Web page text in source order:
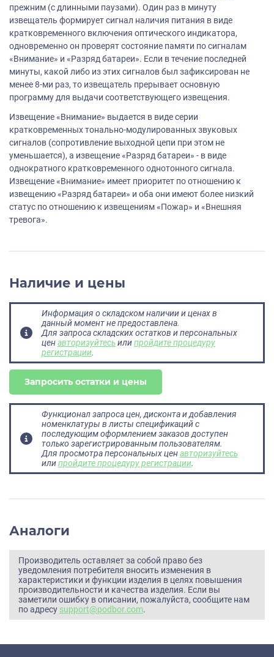
прежним (с длинными паузами). Один раз в минуту
извещатель формирует сигнал наличия питания в виде
кратковременного включения оптического индикатора,
одновременно он проверят состояние памяти по сигналам
«Внимание» и «Разряд батареи». Если в течение последней
минуты, какой либо из этих сигналов был зафиксирован не
менее 8-ми раз, то извещатель прерывает основную
программу для выдачи соответствующего извещения.
Извещение «Внимание» выдается в виде серии
кратковременных тонально-модулированных звуковых
сигналов (сопротивление выходной цепи при этом не
уменьшается), а извещение «Разряд батареи» - в виде
однократного кратковременного однотонного сигнала.
Извещение «Внимание» имеет приоритет по отношению к
извещению «Разряд батареи» и оба они имеют более низкий
статус по отношению к извещениям «Пожар» и «Внешняя
тревога».
Наличие и цены
Информация о складском наличии и ценах в
данный момент не предоставлена.
Для запроса складских остатков и персональных
ценавторизуйтесьилипройдите процедуру
регистрации.
Запросить остатки и цены
Функционал запроса цен, дисконта и добавления
номенклатуры в листы спецификаций с
последующим оформлением заказов доступен
только зарегистрированным пользователям.
Для просмотра персональных ценавторизуйтесь
илипройдите процедуру регистрации.
Аналоги
Производитель оставляет за собой право без
уведомления потребителя вносить изменения в
характеристики и функции изделия в целях повышения
производительности и качества изделия. Если вы
заметили ошибку в описании, пожалуйста, сообщите нам
по адресу support@podbor.com.